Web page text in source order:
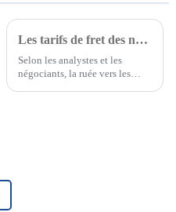
Les tarifs de fret des navires transportant du gaz naturel liquéfié (GNL) atteignent des niveaux records
Selon les analystes et les
négociants, la ruée vers les